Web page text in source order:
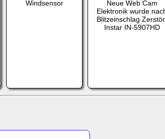
Windsensor
Neue Web Cam
Elektronik wurde
Blitzeinschlag
Instar IN-5907HD